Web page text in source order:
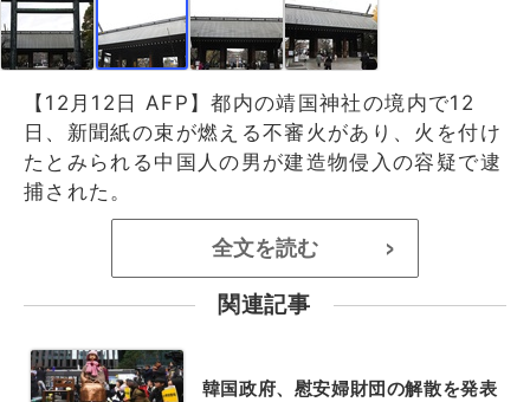
【12月12日 AFP】都内の靖国神社の境内で12
日、新聞紙の束が燃える不審火があり、火を付け
たとみられる中国人の男が建造物侵入の容疑で逮
捕された。
全文を読む >
関連記事
韓国政府、慰安婦財団の解散を発表